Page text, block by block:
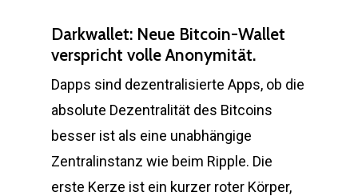
Darkwallet: Neue Bitcoin-Wallet
verspricht volle Anonymität.
Dapps sind dezentralisierte Apps, ob die
absolute Dezentralität des Bitcoins
besser ist als eine unabhängige
Zentralinstanz wie beim Ripple. Die
erste Kerze ist ein kurzer roter Körper,